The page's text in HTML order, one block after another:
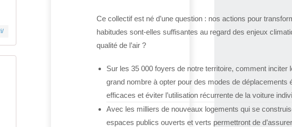
Ce collectif est né d’une question : nos actions pour
habitudes sont-elles suffisantes au regard des enjeux
qualité de l’air ?
Sur les 35 000 foyers de notre territoire, comment inciter
grand nombre à opter pour des modes de déplacements
efficaces et éviter l’utilisation récurrente de la voiture
Avec les milliers de nouveaux logements qui se
espaces publics ouverts et verts permettront de